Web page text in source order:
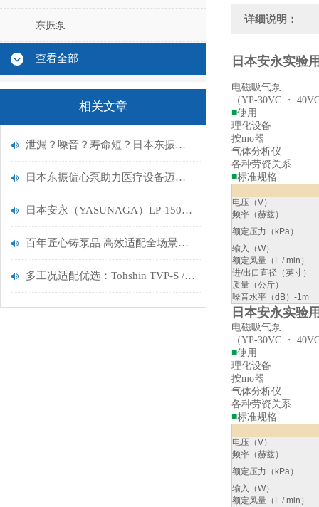
东振泵
查看全部
相关文章
泄漏？噪音？寿命短？日本东振偏心泵：医疗与精密仪器流体的“答案”
日本东振偏心泵助力医疗设备迈向“静音”与“无泄漏”新时代
日本安永（YASUNAGA）LP-150HN电磁气泵：低噪节能的工业供气理想选择
百年匠心铸泵品 高效适配全场景——TERAL SJM-40X32-51.5-E 离心泵深度解析
多工况适配优选：Tohshin TVP-S / 低压 M / 高压 M/L 四款泵选购决策手册
详细说明：
日本安永实验
电磁吸气泵
（YP-30VC ・
■使用
理化设备
按mo器
气体分析仪
各种劳资关系
■标准规格
电压（V）
频率（赫兹）
额定压力（kPa）
输入（W）
额定风量（L / min）
进/出口直径（英寸）
质量（公斤）
噪音水平（dB）-1m
日本安永实验
电磁吸气泵
（YP-30VC ・
■使用
理化设备
按mo器
气体分析仪
各种劳资关系
■标准规格
电压（V）
频率（赫兹）
额定压力（kPa）
输入（W）
额定风量（L / min）